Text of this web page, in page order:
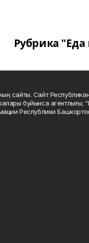
Рубрика
сайты. Сайт
буйынса
Республики